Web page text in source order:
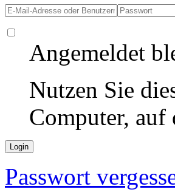
Angemeldet
Nutzen Sie
Computer, auf
Passwort